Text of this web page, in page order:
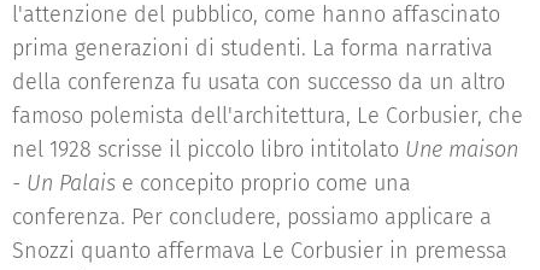
l'attenzione del pubblico, come hanno affascinato
prima generazioni di studenti. La forma narrativa
della conferenza fu usata con successo da un altro
famoso polemista dell'architettura, Le Corbusier, che
nel 1928 scrisse il piccolo libro intitolato Une maison
- Un Palais e concepito proprio come una
conferenza. Per concludere, possiamo applicare a
Snozzi quanto affermava Le Corbusier in premessa